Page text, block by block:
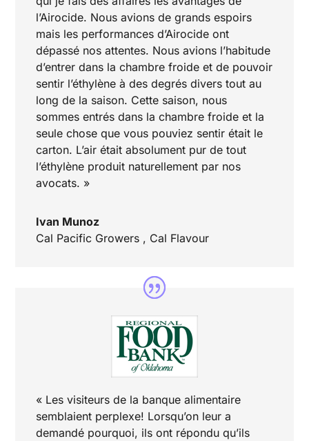
l’Airocide. Nous avions de grands espoirs
mais les performances d’Airocide ont
dépassé nos attentes. Nous avions l’habitude
d’entrer dans la chambre froide et de pouvoir
sentir l’éthylène à des degrés divers tout au
long de la saison. Cette saison, nous
sommes entrés dans la chambre froide et la
seule chose que vous pouviez sentir était le
carton. L’air était absolument pur de tout
l’éthylène produit naturellement par nos
avocats. »
Ivan Munoz
Cal Pacific Growers , Cal Flavour
« Les visiteurs de la banque alimentaire
semblaient perplexe! Lorsqu’on leur a
demandé pourquoi, ils ont répondu qu’ils